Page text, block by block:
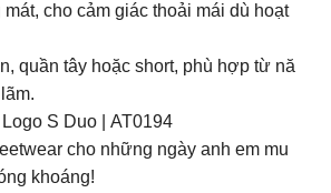
mát, cho cảm giác thoải mái dù hoạt
quần tây hoặc short, phù hợp từ nă
S Duo | AT0194
cho những ngày anh em mu
khoáng!